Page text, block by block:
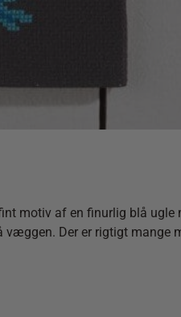
motiv af en finurlig blå
Der er rigtigt mange